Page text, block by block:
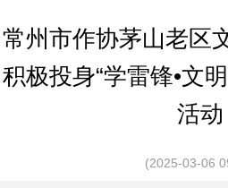
常州市作协茅山老区
积极投身“学雷锋•文
活动
(2025-03-06